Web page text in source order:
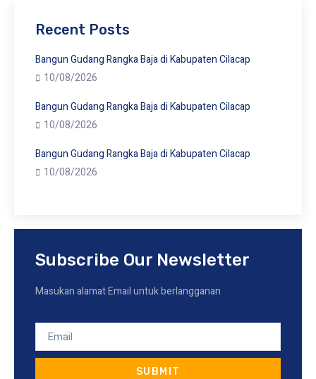
Recent Posts
Bangun Gudang Rangka Baja di Kabupaten Cilacap
10/08/2026
Bangun Gudang Rangka Baja di Kabupaten Cilacap
10/08/2026
Bangun Gudang Rangka Baja di Kabupaten Cilacap
10/08/2026
Subscribe Our Newsletter
Masukan alamat Email untuk berlangganan
SUBMIT